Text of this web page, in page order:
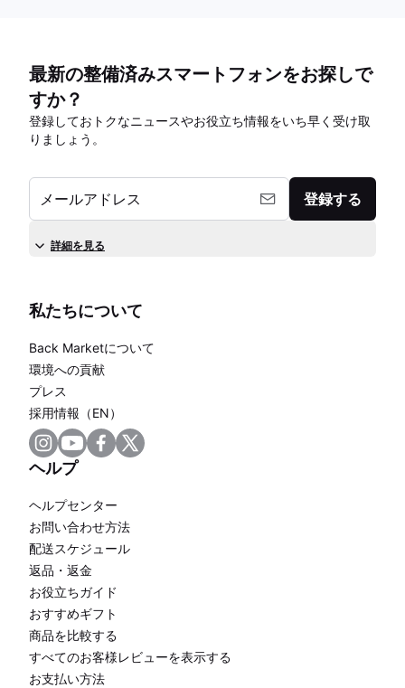
最新の整備済みスマートフォンをお探しで
すか？
登録しておトクなニュースやお役立ち情報をいち早く受け取
りましょう。
メールアドレス 登録する
詳細を見る
私たちについて
Back Marketについて
環境への貢献
プレス
採用情報（EN）
ヘルプ
ヘルプセンター
お問い合わせ方法
配送スケジュール
返品・返金
お役立ちガイド
おすすめギフト
商品を比較する
すべてのお客様レビューを表示する
お支払い方法